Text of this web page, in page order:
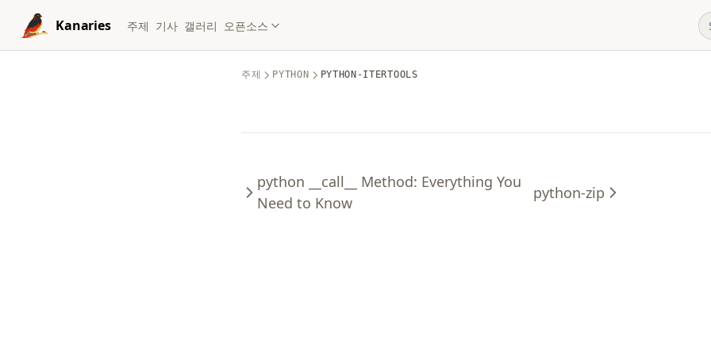
Skip to content
Kanaries
주제 기사 갤러리 오픈소스
주제 PYTHON PYTHON-ITERTOOLS
python __call__ Method: Everything You
Need to Know
python-zip